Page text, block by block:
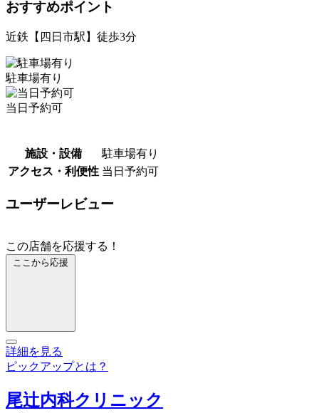
おすすめポイント
近鉄【四日市駅】徒歩3分
駐車場有り
当日予約可
施設・設備
駐車場有り
アクセス・利便性 当日予約可
ユーザーレビュー
この店舗を応援する！
ここから応援
詳細を見る
ピックアップとは？
尾辻内科クリニック